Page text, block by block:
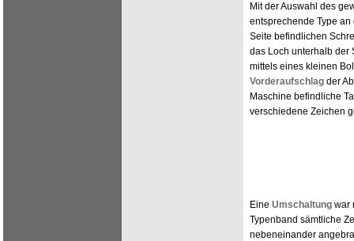
Mit der Auswahl des
entsprechende Type
Seite befindlichen
das Loch unterhalb der
mittels eines kleinen
Vorderaufschlag der
Maschine befindliche
verschiedene Zeichen
Eine Umschaltung war
Typenband sämtliche
nebeneinander